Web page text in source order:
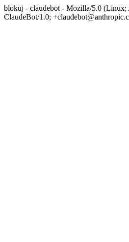
blokuj - claudebot - Mozilla/5.0
ClaudeBot/1.0;